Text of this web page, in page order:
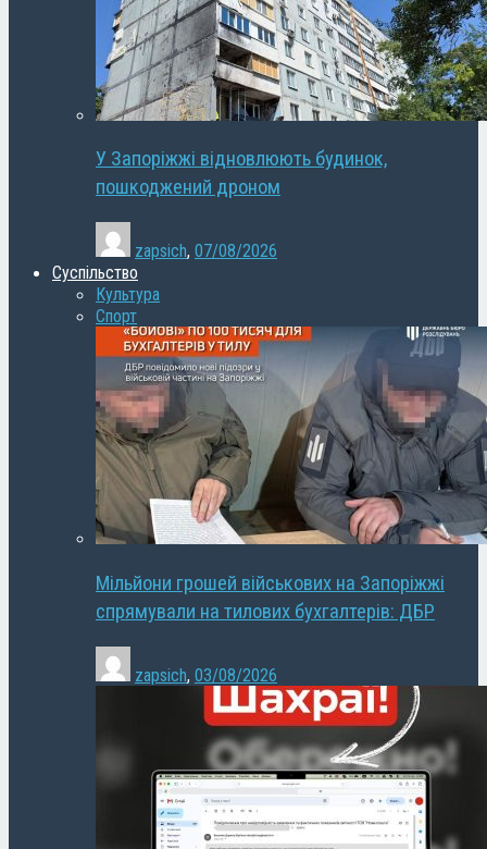
У Запоріжжі відновлюють будинок,
пошкоджений дроном
zapsich, 07/08/2026
Суспільство
Культура
Спорт
Мільйони грошей військових на Запоріжжі
спрямували на тилових бухгалтерів: ДБР
zapsich, 03/08/2026